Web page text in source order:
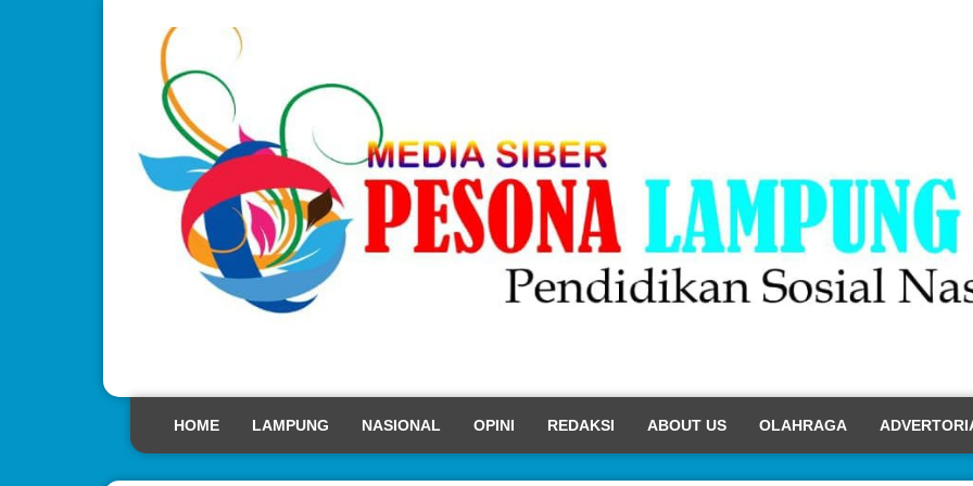
HOME LAMPUNG NASIONAL OPINI REDAKSI ABOUT US OLAHRAGA